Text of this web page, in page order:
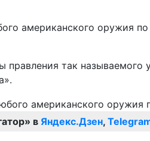
американского оружия
правления так
в Яндекс.Дзен,